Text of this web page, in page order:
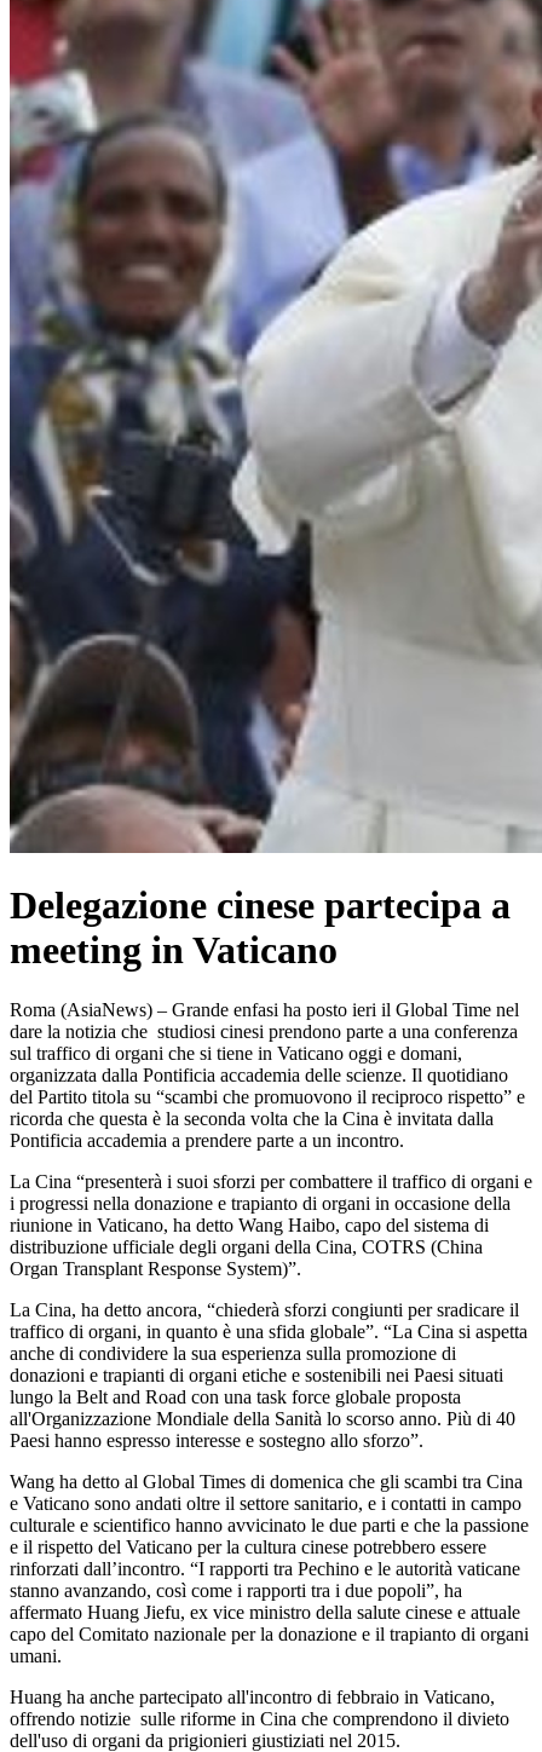
Delegazione cinese partecipa a
meeting in Vaticano
Roma (AsiaNews) – Grande enfasi ha posto ieri il Global Time nel
dare la notizia che studiosi cinesi prendono parte a una conferenza
sul traffico di organi che si tiene in Vaticano oggi e domani,
organizzata dalla Pontificia accademia delle scienze. Il quotidiano
del Partito titola su “scambi che promuovono il reciproco rispetto” e
ricorda che questa è la seconda volta che la Cina è invitata dalla
Pontificia accademia a prendere parte a un incontro.
La Cina “presenterà i suoi sforzi per combattere il traffico di organi e
i progressi nella donazione e trapianto di organi in occasione della
riunione in Vaticano, ha detto Wang Haibo, capo del sistema di
distribuzione ufficiale degli organi della Cina, COTRS (China
Organ Transplant Response System)”.
La Cina, ha detto ancora, “chiederà sforzi congiunti per sradicare il
traffico di organi, in quanto è una sfida globale”. “La Cina si aspetta
anche di condividere la sua esperienza sulla promozione di
donazioni e trapianti di organi etiche e sostenibili nei Paesi situati
lungo la Belt and Road con una task force globale proposta
all'Organizzazione Mondiale della Sanità lo scorso anno. Più di 40
Paesi hanno espresso interesse e sostegno allo sforzo”.
Wang ha detto al Global Times di domenica che gli scambi tra Cina
e Vaticano sono andati oltre il settore sanitario, e i contatti in campo
culturale e scientifico hanno avvicinato le due parti e che la passione
e il rispetto del Vaticano per la cultura cinese potrebbero essere
rinforzati dall’incontro. “I rapporti tra Pechino e le autorità vaticane
stanno avanzando, così come i rapporti tra i due popoli”, ha
affermato Huang Jiefu, ex vice ministro della salute cinese e attuale
capo del Comitato nazionale per la donazione e il trapianto di organi
umani.
Huang ha anche partecipato all'incontro di febbraio in Vaticano,
offrendo notizie sulle riforme in Cina che comprendono il divieto
dell'uso di organi da prigionieri giustiziati nel 2015.